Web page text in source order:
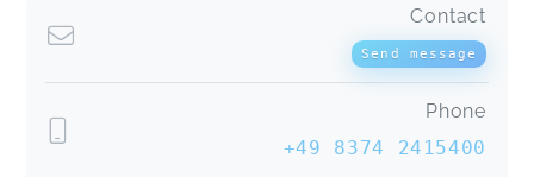
Contact
Send message
Phone
+49 8374 2415400